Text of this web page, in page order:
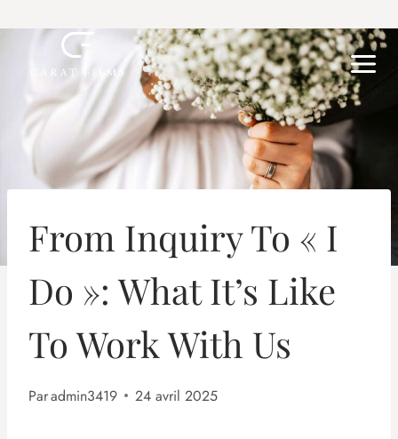
contenu
From Inquiry To « I
Do »: What It’s Like
To Work With Us
Paradmin3419 24 avril 2025